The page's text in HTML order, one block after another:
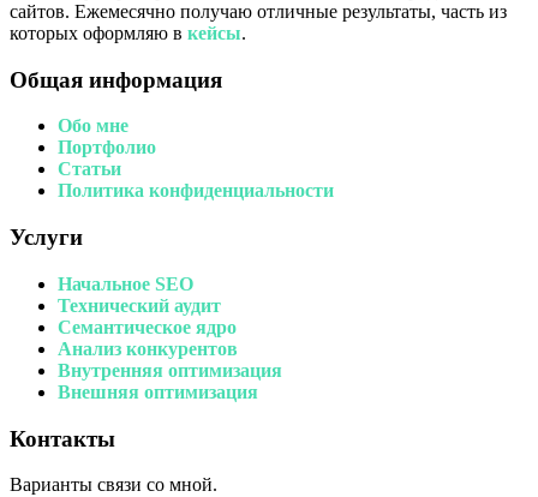
сайтов. Ежемесячно получаю отличные результаты, часть из
которых оформляю в кейсы.
Общая информация
Обо мне
Портфолио
Статьи
Политика конфиденциальности
Услуги
Начальное SEO
Технический аудит
Семантическое ядро
Анализ конкурентов
Внутренняя оптимизация
Внешняя оптимизация
Контакты
Варианты связи со мной.